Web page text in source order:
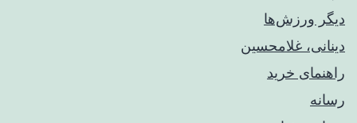
دیگر ورزش‌ها
دینانی، غلامحسین
راهنمای خريد
رسانه